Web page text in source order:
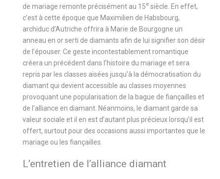
de mariage remonte précisément au 15e siècle. En effet,
c’est à cette époque que Maximilien de Habsbourg,
archiduc d’Autriche offrira à Marie de Bourgogne un
anneau en or serti de diamants afin de lui signifier son désir
de l’épouser. Ce geste incontestablement romantique
créera un précédent dans l’histoire du mariage et sera
repris par les classes aisées jusqu’à la démocratisation du
diamant qui devient accessible au classes moyennes
provoquant une popularisation de la bague de fiançailles et
de l’alliance en diamant. Néanmoins, le diamant garde sa
valeur sociale et il en est d’autant plus précieux lorsqu’il est
offert, surtout pour des occasions aussi importantes que le
mariage ou les fiançailles.
L’entretien de l’alliance diamant